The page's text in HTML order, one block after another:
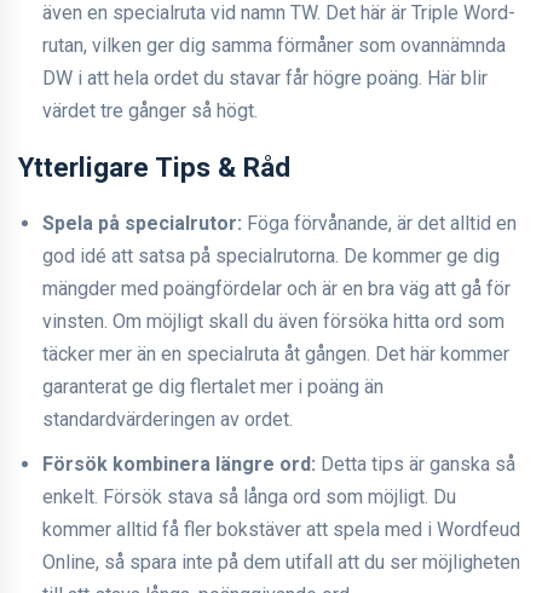
även en specialruta vid namn TW. Det här är Triple Word-
rutan, vilken ger dig samma förmåner som ovannämnda
DW i att hela ordet du stavar får högre poäng. Här blir
värdet tre gånger så högt.
Ytterligare Tips & Råd
Spela på specialrutor: Föga förvånande, är det alltid en
god idé att satsa på specialrutorna. De kommer ge dig
mängder med poängfördelar och är en bra väg att gå för
vinsten. Om möjligt skall du även försöka hitta ord som
täcker mer än en specialruta åt gången. Det här kommer
garanterat ge dig flertalet mer i poäng än
standardvärderingen av ordet.
Försök kombinera längre ord: Detta tips är ganska så
enkelt. Försök stava så långa ord som möjligt. Du
kommer alltid få fler bokstäver att spela med i Wordfeud
Online, så spara inte på dem utifall att du ser möjligheten